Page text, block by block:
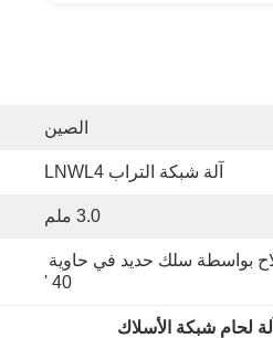
الصين
آلة شبكة التراب LNWL4
3.0 ملم
40 '
آلة لحام شبكة الأسلاك